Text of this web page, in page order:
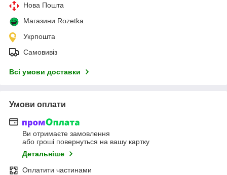
Нова Пошта
Магазини Rozetka
Укрпошта
Самовивіз
Всі умови доставки
Умови оплати
Ви отримаєте замовлення
або гроші повернуться на вашу картку
Детальніше
Оплатити частинами